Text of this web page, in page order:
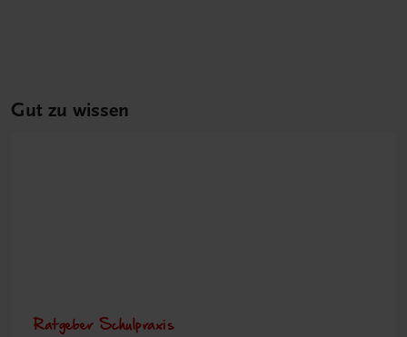
Gut zu wissen
Ratgeber Schulpraxis